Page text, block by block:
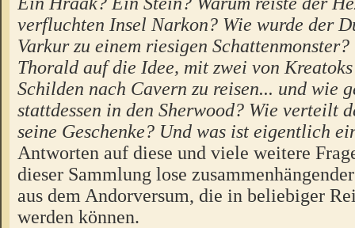
verfluchten Insel Narkon? Wie wurde der
Varkur zu einem riesigen
Thorald auf die Idee, mit zwei von
Schilden nach Cavern zu reisen... und wie
stattdessen in den Sherwood? Wie verteilt
seine Geschenke? Und was ist eigentlich
Antworten auf diese und viele weitere
dieser Sammlung lose
aus dem Andorversum, die in beliebiger
werden können.